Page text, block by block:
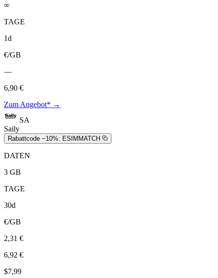
∞
TAGE
1d
€/GB
—
6,90 €
Zum Angebot* →
SA
Saily
Rabattcode −10%: ESIMMATCH
DATEN
3 GB
TAGE
30d
€/GB
2,31 €
6,92 €
$7,99